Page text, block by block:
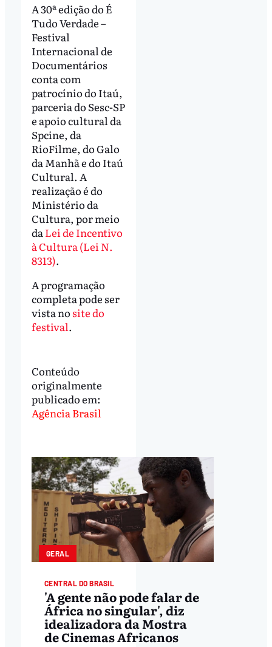
A 30ª edição do É
Tudo Verdade –
Festival
Internacional de
Documentários
conta com
patrocínio do Itaú,
parceria do Sesc-SP
e apoio cultural da
Spcine, da
RioFilme, do Galo
da Manhã e do Itaú
Cultural. A
realização é do
Ministério da
Cultura, por meio
da Lei de Incentivo
à Cultura (Lei N.
8313).
A programação
completa pode ser
vista no site do
festival.
Conteúdo
originalmente
publicado em:
Agência Brasil
GERAL
CENTRAL DO BRASIL
'A gente não pode falar de
África no singular', diz
idealizadora da Mostra
de Cinemas Africanos